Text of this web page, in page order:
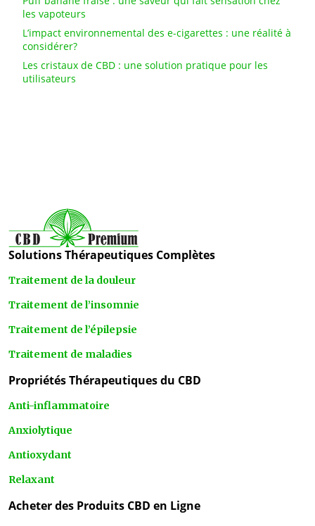
les vapoteurs
L’impact environnemental des e-cigarettes : une réalité à
considérer?
Les cristaux de CBD : une solution pratique pour les
utilisateurs
Solutions Thérapeutiques Complètes
Traitement de la douleur
Traitement de l’insomnie
Traitement de l’épilepsie
Traitement de maladies
Propriétés Thérapeutiques du CBD
Anti-inflammatoire
Anxiolytique
Antioxydant
Relaxant
Acheter des Produits CBD en Ligne